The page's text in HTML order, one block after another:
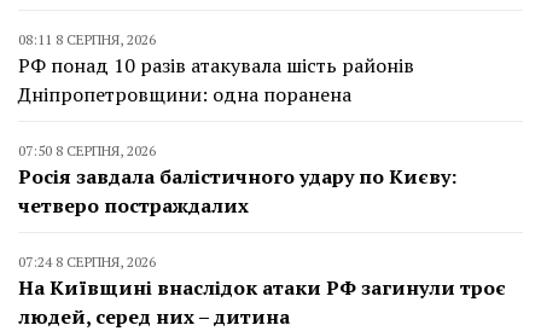
08:11 8 СЕРПНЯ, 2026
РФ понад 10 разів атакувала шість районів
Дніпропетровщини: одна поранена
07:50 8 СЕРПНЯ, 2026
Росія завдала балістичного удару по Києву:
четверо постраждалих
07:24 8 СЕРПНЯ, 2026
На Київщині внаслідок атаки РФ загинули троє
людей, серед них – дитина